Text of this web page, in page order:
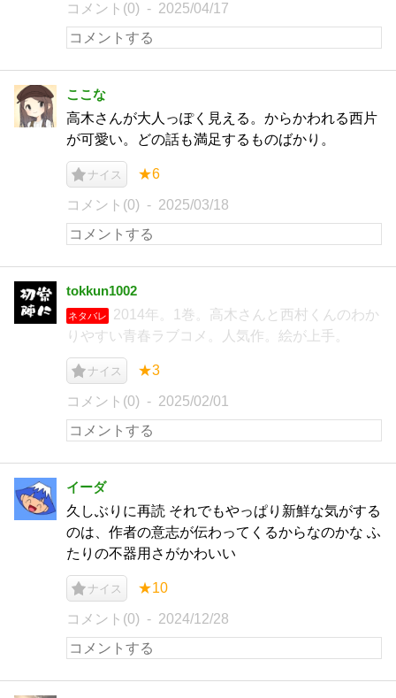
コメント(0) 2025/04/17
ここな
高木さんが大人っぽく見える。からかわれる西片
が可愛い。どの話も満足するものばかり。
ナイス ★6
コメント(0) 2025/03/18
tokkun1002
ネタバレ
2014年。1巻。高木さんと西村くんのわか
りやすい青春ラブコメ。人気作。絵が上手。
ナイス ★3
コメント(0) 2025/02/01
イーダ
久しぶりに再読 それでもやっぱり新鮮な気がする
のは、作者の意志が伝わってくるからなのかな ふ
たりの不器用さがかわいい
ナイス ★10
コメント(0) 2024/12/28